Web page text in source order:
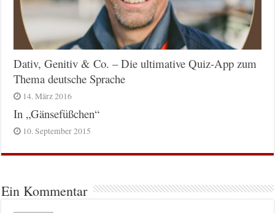
Dativ, Genitiv & Co. – Die ultimative Quiz-App zum
Thema deutsche Sprache
14. März 2016
In „Gänsefüßchen“
10. September 2015
Ein Kommentar